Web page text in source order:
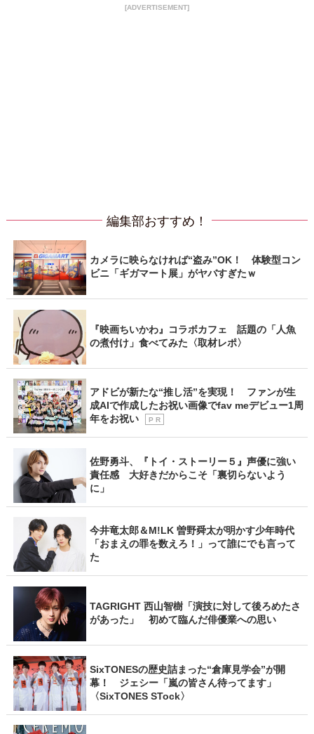
[ADVERTISEMENT]
編集部おすすめ！
カメラに映らなければ“盗み”OK！ 体験型コン
ビニ「ギガマート展」がヤバすぎたｗ
『映画ちいかわ』コラボカフェ 話題の「人魚
の煮付け」食べてみた〈取材レポ〉
アドビが新たな“推し活”を実現！ ファンが生
成AIで作成したお祝い画像でfav meデビュー1周
年をお祝い
P R
佐野勇斗、『トイ・ストーリー５』声優に強い
責任感 大好きだからこそ「裏切らないよう
に」
今井竜太郎＆M!LK 曽野舜太が明かす少年時代
「おまえの罪を数えろ！」って誰にでも言って
た
TAGRIGHT 西山智樹「演技に対して後ろめたさ
があった」 初めて臨んだ俳優業への思い
SixTONESの歴史詰まった“倉庫見学会”が開
幕！ ジェシー「嵐の皆さん待ってます」
〈SixTONES STock〉